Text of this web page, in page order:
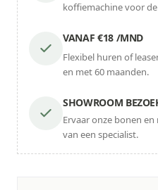
koffiemachine voor
VANAF €18 /MND
Flexibel huren of
en met 60 maanden.
SHOWROOM
Ervaar onze bonen
van een specialist.